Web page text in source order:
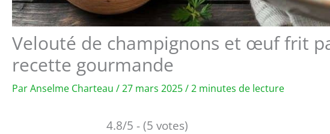
Velouté de champignons et œuf frit
recette gourmande
ParAnselme Charteau /27 mars 2025/2 minutes de lecture
4.8/5 - (5 votes)